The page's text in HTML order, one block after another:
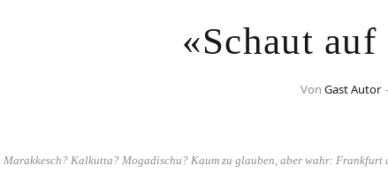
«Schaut
Von Gast Autor
Marakkesch? Kalkutta? Mogadischu? Kaum zu glauben, aber wahr: